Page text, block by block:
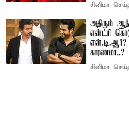
சினிமா
அதிரும்
என்ட்ரி
என்.டி.ஆர்?
காரணமா..?
சினிமா